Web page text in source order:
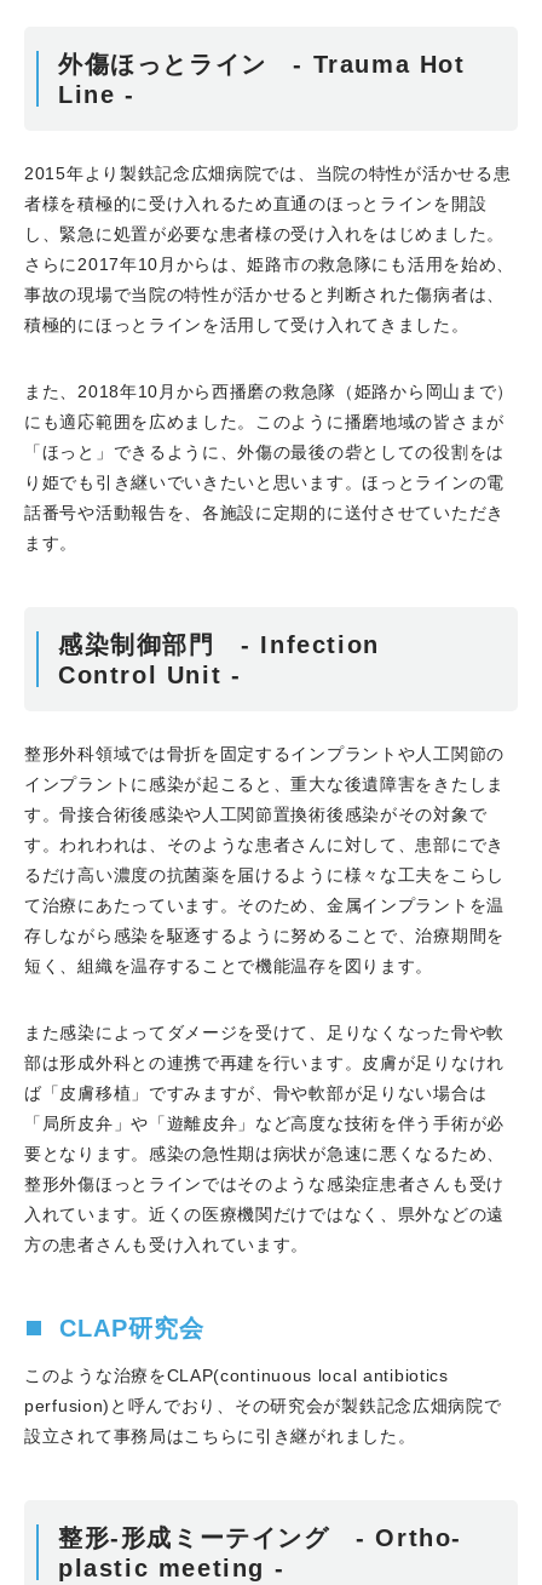
外傷ほっとライン - Trauma Hot
Line -
2015年より製鉄記念広畑病院では、当院の特性が活かせる患
者様を積極的に受け入れるため直通のほっとラインを開設
し、緊急に処置が必要な患者様の受け入れをはじめました。
さらに2017年10月からは、姫路市の救急隊にも活用を始め、
事故の現場で当院の特性が活かせると判断された傷病者は、
積極的にほっとラインを活用して受け入れてきました。
また、2018年10月から西播磨の救急隊（姫路から岡山まで）
にも適応範囲を広めました。このように播磨地域の皆さまが
「ほっと」できるように、外傷の最後の砦としての役割をは
り姫でも引き継いでいきたいと思います。ほっとラインの電
話番号や活動報告を、各施設に定期的に送付させていただき
ます。
感染制御部門 - Infection
Control Unit -
整形外科領域では骨折を固定するインプラントや人工関節の
インプラントに感染が起こると、重大な後遺障害をきたしま
す。骨接合術後感染や人工関節置換術後感染がその対象で
す。われわれは、そのような患者さんに対して、患部にでき
るだけ高い濃度の抗菌薬を届けるように様々な工夫をこらし
て治療にあたっています。そのため、金属インプラントを温
存しながら感染を駆逐するように努めることで、治療期間を
短く、組織を温存することで機能温存を図ります。
また感染によってダメージを受けて、足りなくなった骨や軟
部は形成外科との連携で再建を行います。皮膚が足りなけれ
ば「皮膚移植」ですみますが、骨や軟部が足りない場合は
「局所皮弁」や「遊離皮弁」など高度な技術を伴う手術が必
要となります。感染の急性期は病状が急速に悪くなるため、
整形外傷ほっとラインではそのような感染症患者さんも受け
入れています。近くの医療機関だけではなく、県外などの遠
方の患者さんも受け入れています。
CLAP研究会
このような治療をCLAP(continuous local antibiotics
perfusion)と呼んでおり、その研究会が製鉄記念広畑病院で
設立されて事務局はこちらに引き継がれました。
整形-形成ミーテイング - Ortho-
plastic meeting -